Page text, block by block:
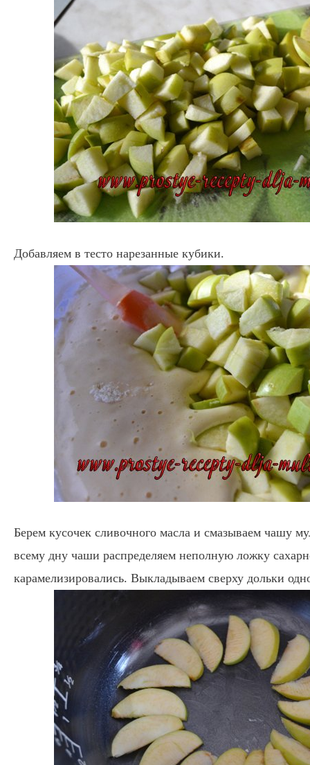
Добавляем в тесто нарезанные кубики.
Берем кусочек сливочного масла и смазываем чашу
всему дну чаши распределяем неполную ложку
карамелизировались. Выкладываем сверху дольки